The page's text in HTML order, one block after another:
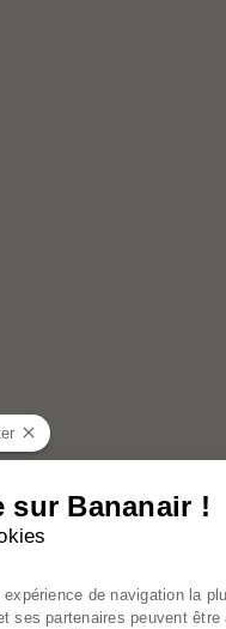
+2
Déhoussable
Prix régulier54,99€
sur Bananair !
de Gestion
de navigation la
ses partenaires peuvent être